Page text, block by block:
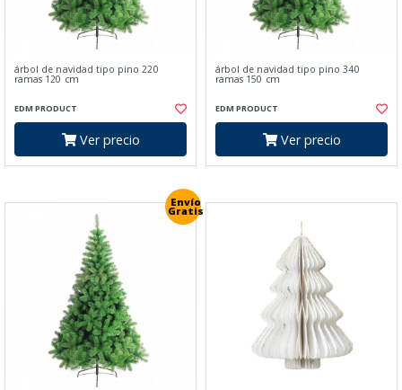
árbol de navidad tipo pino 220
ramas 120 cm
EDM PRODUCT
Ver precio
árbol de navidad tipo pino 340
ramas 150 cm
EDM PRODUCT
Ver precio
Envío
Gratis